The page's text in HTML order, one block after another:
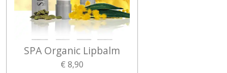
SPA Organic Lipbalm
€ 8,90